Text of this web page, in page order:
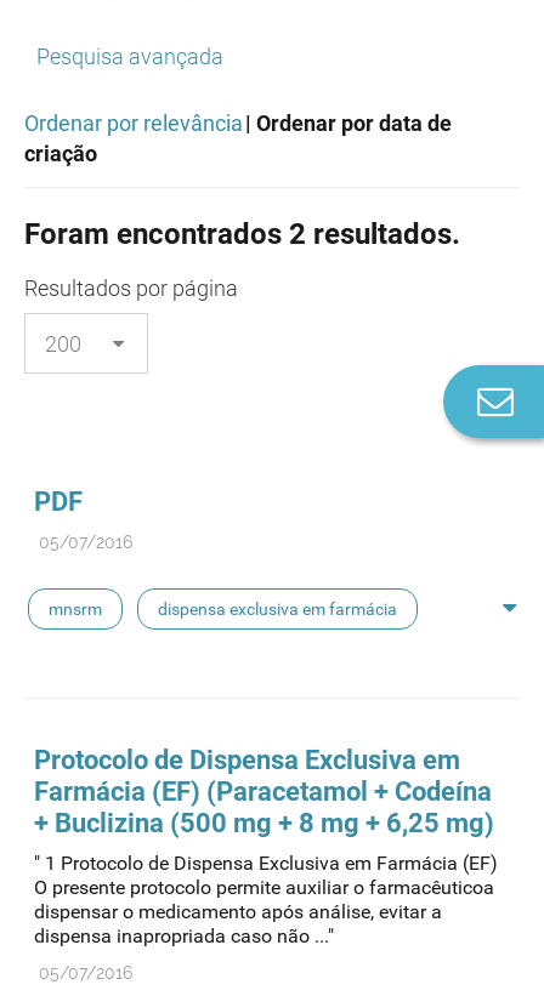
Pesquisa avançada
Ordenar por relevância| Ordenar por data de
criação
Foram encontrados 2 resultados.
Resultados por página
PDF
05/07/2016
mnsrm dispensa exclusiva em farmácia
pílula do dia seguinte ibuprofeno
paracetamol codeina buclizina picetoprofeno
contraceção de emergência amorolfina
Protocolo de Dispensa Exclusiva em
Farmácia (EF) (Paracetamol + Codeína
+ Buclizina (500 mg + 8 mg + 6,25 mg)
" 1 Protocolo de Dispensa Exclusiva em Farmácia (EF)
O presente protocolo permite auxiliar o farmacêuticoa
dispensar o medicamento após análise, evitar a
dispensa inapropriada caso não ..."
05/07/2016